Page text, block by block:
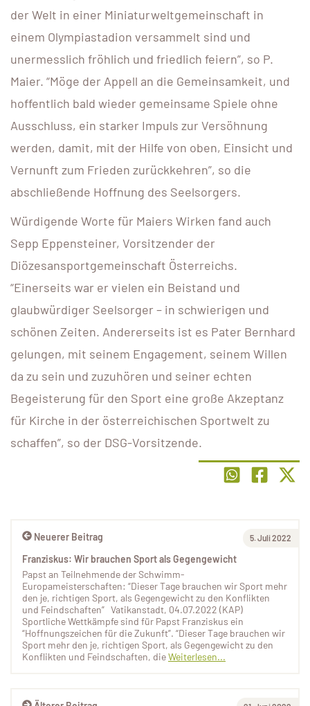
der Welt in einer Miniaturweltgemeinschaft in
einem Olympiastadion versammelt sind und
unermesslich fröhlich und friedlich feiern”, so P.
Maier. “Möge der Appell an die Gemeinsamkeit, und
hoffentlich bald wieder gemeinsame Spiele ohne
Ausschluss, ein starker Impuls zur Versöhnung
werden, damit, mit der Hilfe von oben, Einsicht und
Vernunft zum Frieden zurückkehren”, so die
abschließende Hoffnung des Seelsorgers.
Würdigende Worte für Maiers Wirken fand auch
Sepp Eppensteiner, Vorsitzender der
Diözesansportgemeinschaft Österreichs.
“Einerseits war er vielen ein Beistand und
glaubwürdiger Seelsorger – in schwierigen und
schönen Zeiten. Andererseits ist es Pater Bernhard
gelungen, mit seinem Engagement, seinem Willen
da zu sein und zuzuhören und seiner echten
Begeisterung für den Sport eine große Akzeptanz
für Kirche in der österreichischen Sportwelt zu
schaffen”, so der DSG-Vorsitzende.
Neuerer Beitrag 5. Juli 2022
Franziskus: Wir brauchen Sport als Gegengewicht
Papst an Teilnehmende der Schwimm-
Europameisterschaften: “Dieser Tage brauchen wir Sport mehr
den je, richtigen Sport, als Gegengewicht zu den Konflikten
und Feindschaften” Vatikanstadt, 04.07.2022 (KAP)
Sportliche Wettkämpfe sind für Papst Franziskus ein
“Hoffnungszeichen für die Zukunft”. “Dieser Tage brauchen wir
Sport mehr den je, richtigen Sport, als Gegengewicht zu den
Konflikten und Feindschaften, dieWeiterlesen...